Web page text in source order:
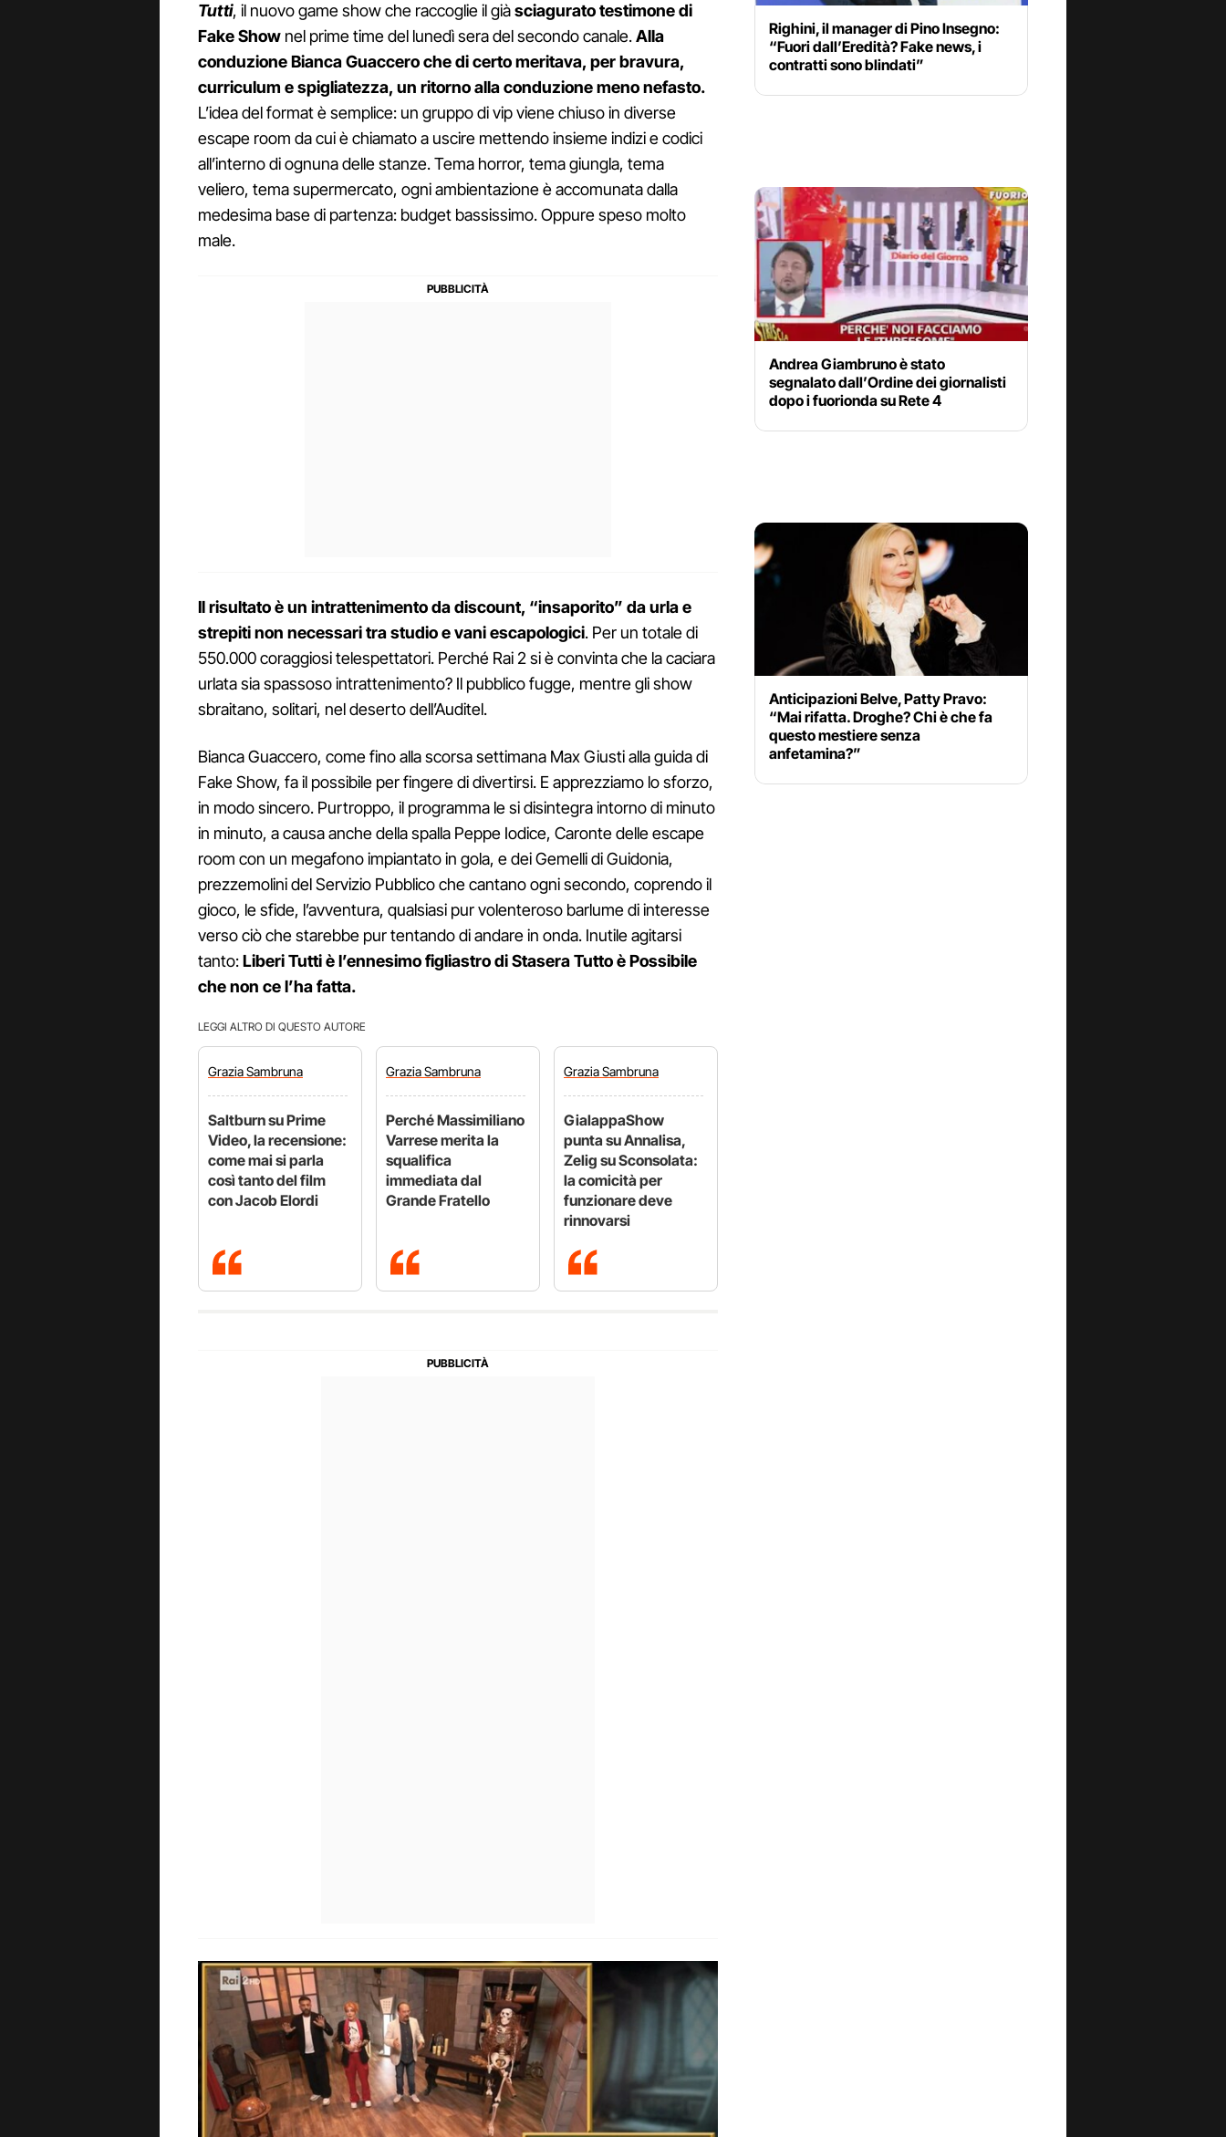
Tutti, il nuovo game show che raccoglie il giàsciagurato testimone di
Fake Show nel prime time del lunedì sera del secondo canale.Alla
conduzione Bianca Guaccero che di certo meritava, per bravura,
curriculum e spigliatezza, un ritorno alla conduzione meno nefasto.
L’idea del format è semplice: un gruppo di vip viene chiuso in diverse
escape room da cui è chiamato a uscire mettendo insieme indizi e codici
all’interno di ognuna delle stanze. Tema horror, tema giungla, tema
veliero, tema supermercato, ogni ambientazione è accomunata dalla
medesima base di partenza: budget bassissimo. Oppure speso molto
male.
Il risultato è un intrattenimento da discount, “insaporito” da urla e
strepiti non necessari tra studio e vani escapologici. Per un totale di
550.000 coraggiosi telespettatori. Perché Rai 2 si è convinta che la caciara
urlata sia spassoso intrattenimento? Il pubblico fugge, mentre gli show
sbraitano, solitari, nel deserto dell’Auditel.
Bianca Guaccero, come fino alla scorsa settimana Max Giusti alla guida di
Fake Show, fa il possibile per fingere di divertirsi. E apprezziamo lo sforzo,
in modo sincero. Purtroppo, il programma le si disintegra intorno di minuto
in minuto, a causa anche della spalla Peppe Iodice, Caronte delle escape
room con un megafono impiantato in gola, e dei Gemelli di Guidonia,
prezzemolini del Servizio Pubblico che cantano ogni secondo, coprendo il
gioco, le sfide, l’avventura, qualsiasi pur volenteroso barlume di interesse
verso ciò che starebbe pur tentando di andare in onda. Inutile agitarsi
tanto:Liberi Tutti è l’ennesimo figliastro di Stasera Tutto è Possibile
che non ce l’ha fatta.
LEGGI ALTRO DI QUESTO AUTORE
GraziaSambruna
Saltburn su Prime
Video, la recensione:
come mai si parla
così tanto del film
con Jacob Elordi
GraziaSambruna
Perché Massimiliano
Varrese merita la
squalifica
immediata dal
Grande Fratello
GraziaSambruna
GialappaShow
punta su Annalisa,
Zelig su Sconsolata:
la comicità per
funzionare deve
rinnovarsi
Righini, il manager di Pino Insegno:
“Fuori dall’Eredità? Fake news, i
contratti sono blindati”
Andrea Giambruno è stato
segnalato dall’Ordine dei giornalisti
dopo i fuorionda su Rete 4
Anticipazioni Belve, Patty Pravo:
“Mai rifatta. Droghe? Chi è che fa
questo mestiere senza
anfetamina?”